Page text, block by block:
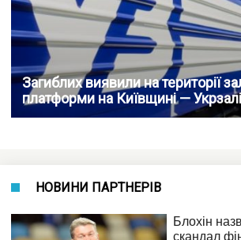
Загиблих виявили на території
платформи на Київщині —
НОВИНИ ПАРТНЕРІВ